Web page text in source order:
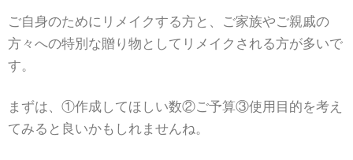
ご自身のためにリメイクする方と、ご家族やご親戚の
方々への特別な贈り物としてリメイクされる方が多いで
す。
まずは、①作成してほしい数②ご予算③使用目的を考え
てみると良いかもしれませんね。